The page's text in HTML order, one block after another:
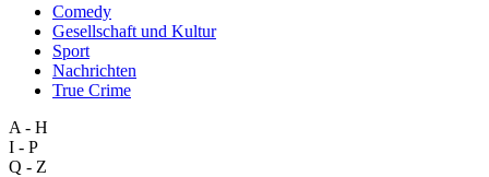
Comedy
Gesellschaft und Kultur
Sport
Nachrichten
True Crime
A - H
I - P
Q - Z